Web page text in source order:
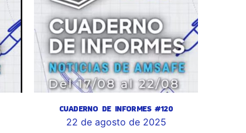
CUADERNO DE INFORMES #120
22 de agosto de 2025